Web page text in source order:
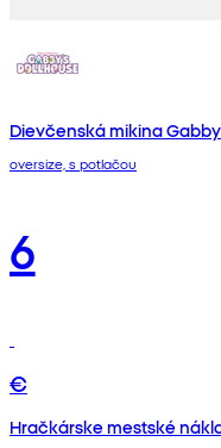
Dievčenská mikina
oversize, s potlačou
6
€
Hračkárske mestské